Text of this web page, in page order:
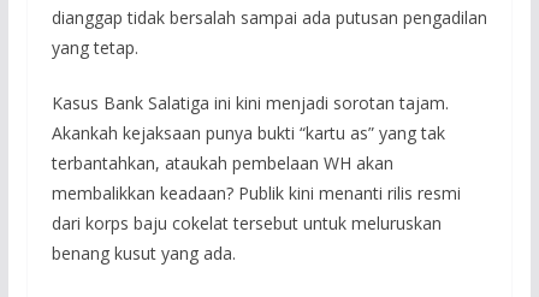
dianggap tidak bersalah sampai ada putusan pengadilan
yang tetap.
Kasus Bank Salatiga ini kini menjadi sorotan tajam.
Akankah kejaksaan punya bukti “kartu as” yang tak
terbantahkan, ataukah pembelaan WH akan
membalikkan keadaan? Publik kini menanti rilis resmi
dari korps baju cokelat tersebut untuk meluruskan
benang kusut yang ada.